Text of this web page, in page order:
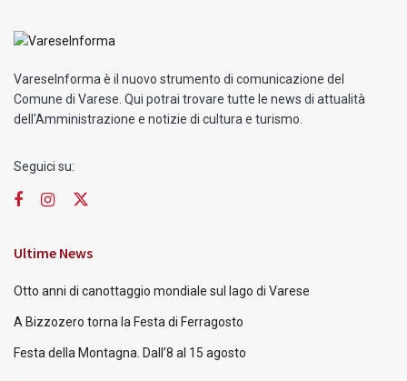
VareseInforma è il nuovo strumento di comunicazione del
Comune di Varese. Qui potrai trovare tutte le news di attualità
dell'Amministrazione e notizie di cultura e turismo.
Seguici su:
Ultime News
Otto anni di canottaggio mondiale sul lago di Varese
A Bizzozero torna la Festa di Ferragosto
Festa della Montagna. Dall’8 al 15 agosto